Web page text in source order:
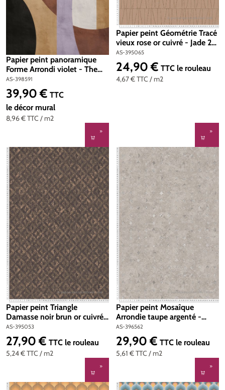
Papier peint panoramique
Forme Arrondi violet - The
Wall 3 d'A.S. Création | Réf.
AS-398591
AS-398591
8,96 €TTC / m2
Prix régulier :
39,90 € TTC
le décor mural
Papier peint Géométrie Tracé
vieux rose or cuivré - Jade 2
d'A.S. Création | Réf. AS-
395065
AS-395065
4,67 €TTC / m2
Prix régulier :
24,90 € TTC le rouleau
Papier peint Triangle
Damasse noir brun or cuivré -
Jade 2 d'A.S. Création | Réf.
AS-395053
AS-395053
5,24 €TTC / m2
Prix régulier :
27,90 € TTC le rouleau
Papier peint Mosaîque
Arrondie taupe argenté -
Stories of Life d'A.S. Création
| Réf. AS-396562
AS-396562
5,61 €TTC / m2
Prix régulier :
29,90 € TTC le rouleau